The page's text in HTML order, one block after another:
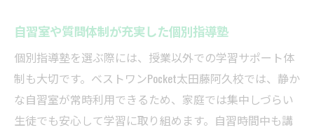
自習室や質問体制が充実した個別指導塾
個別指導塾を選ぶ際には、授業以外での学習サポート体
制も大切です。ベストワンPocket太田藤阿久校では、静か
な自習室が常時利用できるため、家庭では集中しづらい
生徒でも安心して学習に取り組めます。自習時間中も講